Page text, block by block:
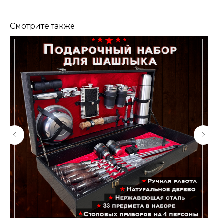
Смотрите также
КОНТАКТЫ
Консультации по телефону и онлайн.
Будем рады продемонстрировать вам
нашу продукцию. Позвоните нам или
оставьте запрос на звонок менеджера
для консультации
Адрес: "НОЖИ ПАВЛОВО", 606104,
ул. Восточная, 3Б (самовывоз), г. Павлово,
Нижегородская обл., Россия
ООО "ПТФ" ИНН 6686090373
Часы работы:ПН-ПТ с 09.00 до 17.00
Телефон: +7 (996) 130−131−1
E-mail: info-torg@bk.ru
+7